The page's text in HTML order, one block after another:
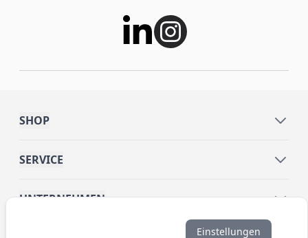
SHOP
SERVICE
UNTERNEHMEN
Einstellungen